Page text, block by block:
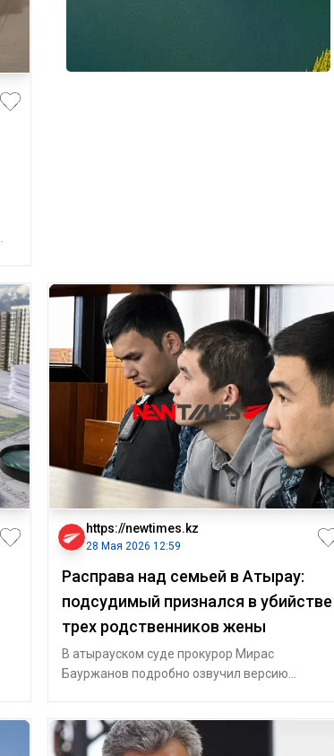
https://newtimes.kz
28 Мая 2026 12:59
Расправа над семьей в Атырау:
подсудимый признался в убийстве
трех родственников жены
В атырауском суде прокурор Мирас
Бауржанов подробно озвучил версию